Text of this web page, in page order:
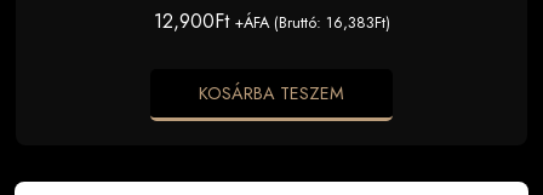
12,900Ft +ÁFA (Bruttó: 16,383Ft)
KOSÁRBA TESZEM